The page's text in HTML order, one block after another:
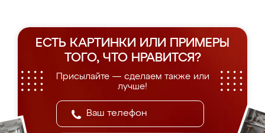
ЕСТЬ КАРТИНКИ ИЛИ ПРИМЕРЫ
ТОГО, ЧТО НРАВИТСЯ?
Присылайте — сделаем также или
лучше!